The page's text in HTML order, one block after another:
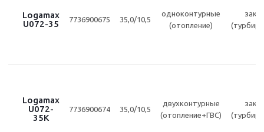
Logamax
U072-35
7736900675 35,0/10,5
одноконтурные
(отопление)
Logamax
U072-
35K
7736900674 35,0/10,5
двухконтурные
(отопление+ГВС)